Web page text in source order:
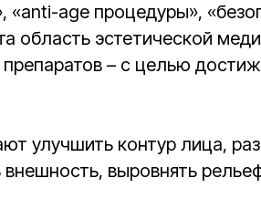
«anti-age процедуры»,
область эстетической
препаратов – с целью
улучшить контур лица,
внешность, выровнять